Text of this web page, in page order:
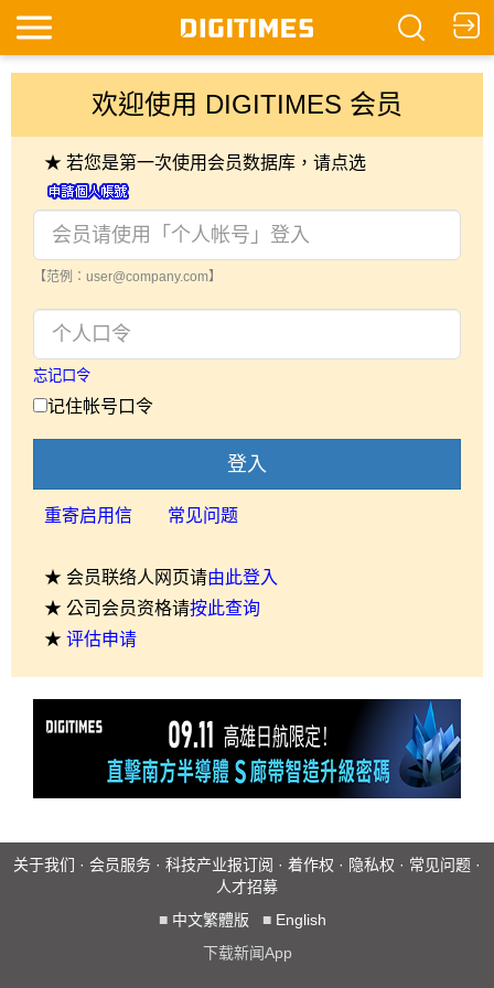
欢迎使用 DIGITIMES 会员
★ 若您是第一次使用会员数据库，请点选
【范例：user@company.com】
忘记口令
记住帐号口令
登入
重寄启用信 常见问题
★ 会员联络人网页请由此登入
★ 公司会员资格请按此查询
★ 评估申请
关于我们 · 会员服务 · 科技产业报订阅 · 着作权 · 隐私权 · 常见问题 ·
人才招募
■ 中文繁體版 ■ English
下载新闻App